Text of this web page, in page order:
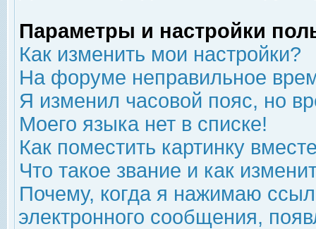
Параметры и настройки
Как изменить мои настройки?
На форуме неправильное
Я изменил часовой пояс, но
Моего языка нет в списке!
Как поместить картинку
Что такое звание и как
Почему, когда я нажимаю
электронного сообщения,